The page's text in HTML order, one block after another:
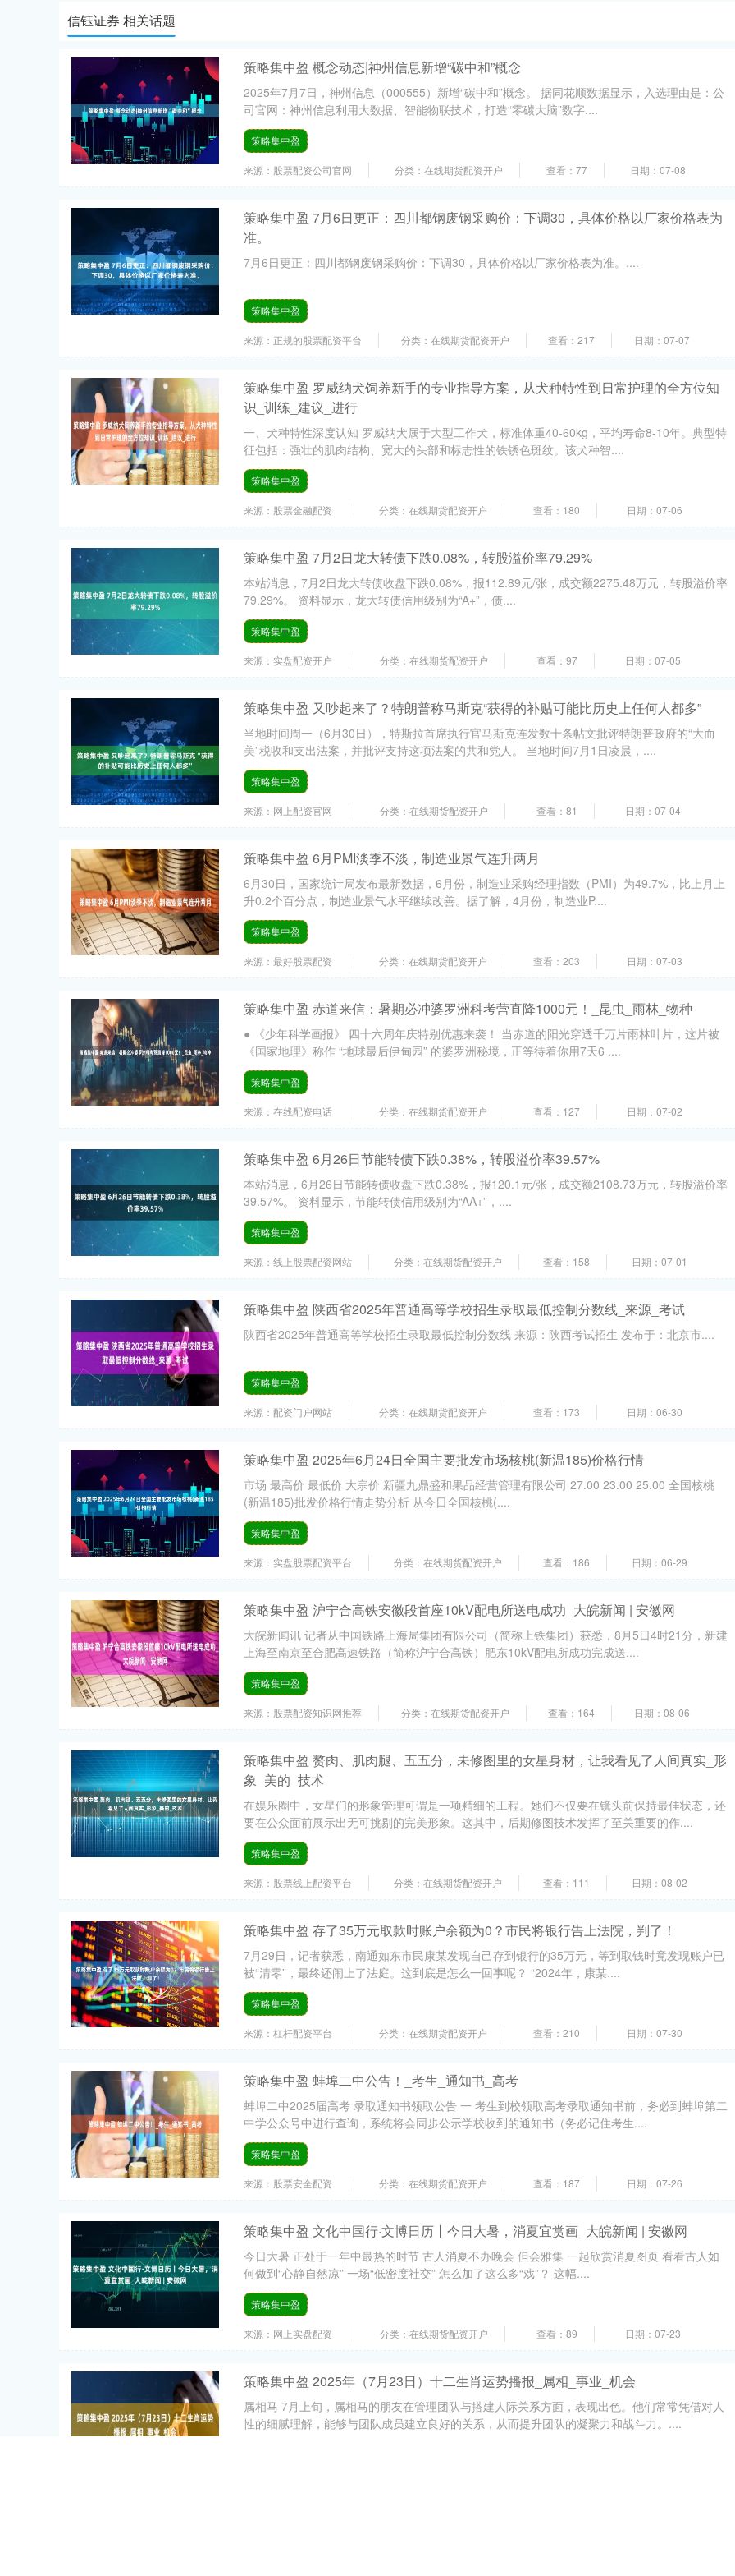
信钰证券 相关话题
策略集中盈 概念动态|神州信息新增“碳中和”概念
2025年7月7日，神州信息（000555）新增“碳中和”概念。 据同花顺数据显示，入选理由是：公
司官网：神州信息利用大数据、智能物联技术，打造“零碳大脑”数字....
策略集中盈
来源：股票配资公司官网 分类：在线期货配资开户 查看：77 日期：07-08
策略集中盈 7月6日更正：四川都钢废钢采购价：下调30，具体价格以厂家价格表为
准。
7月6日更正：四川都钢废钢采购价：下调30，具体价格以厂家价格表为准。....
策略集中盈
来源：正规的股票配资平台 分类：在线期货配资开户 查看：217 日期：07-07
策略集中盈 罗威纳犬饲养新手的专业指导方案，从犬种特性到日常护理的全方位知
识_训练_建议_进行
一、犬种特性深度认知 罗威纳犬属于大型工作犬，标准体重40-60kg，平均寿命8-10年。典型特
征包括：强壮的肌肉结构、宽大的头部和标志性的铁锈色斑纹。该犬种智....
策略集中盈
来源：股票金融配资 分类：在线期货配资开户 查看：180 日期：07-06
策略集中盈 7月2日龙大转债下跌0.08%，转股溢价率79.29%
本站消息，7月2日龙大转债收盘下跌0.08%，报112.89元/张，成交额2275.48万元，转股溢价率
79.29%。 资料显示，龙大转债信用级别为“A+”，债....
策略集中盈
来源：实盘配资开户 分类：在线期货配资开户 查看：97 日期：07-05
策略集中盈 又吵起来了？特朗普称马斯克“获得的补贴可能比历史上任何人都多”
当地时间周一（6月30日），特斯拉首席执行官马斯克连发数十条帖文批评特朗普政府的“大而
美”税收和支出法案，并批评支持这项法案的共和党人。 当地时间7月1日凌晨，....
策略集中盈
来源：网上配资官网 分类：在线期货配资开户 查看：81 日期：07-04
策略集中盈 6月PMI淡季不淡，制造业景气连升两月
6月30日，国家统计局发布最新数据，6月份，制造业采购经理指数（PMI）为49.7%，比上月上
升0.2个百分点，制造业景气水平继续改善。据了解，4月份，制造业P....
策略集中盈
来源：最好股票配资 分类：在线期货配资开户 查看：203 日期：07-03
策略集中盈 赤道来信：暑期必冲婆罗洲科考营直降1000元！_昆虫_雨林_物种
● 《少年科学画报》 四十六周年庆特别优惠来袭！ 当赤道的阳光穿透千万片雨林叶片，这片被
《国家地理》称作 “地球最后伊甸园” 的婆罗洲秘境，正等待着你用7天6 ....
策略集中盈
来源：在线配资电话 分类：在线期货配资开户 查看：127 日期：07-02
策略集中盈 6月26日节能转债下跌0.38%，转股溢价率39.57%
本站消息，6月26日节能转债收盘下跌0.38%，报120.1元/张，成交额2108.73万元，转股溢价率
39.57%。 资料显示，节能转债信用级别为“AA+”，....
策略集中盈
来源：线上股票配资网站 分类：在线期货配资开户 查看：158 日期：07-01
策略集中盈 陕西省2025年普通高等学校招生录取最低控制分数线_来源_考试
陕西省2025年普通高等学校招生录取最低控制分数线 来源：陕西考试招生 发布于：北京市....
策略集中盈
来源：配资门户网站 分类：在线期货配资开户 查看：173 日期：06-30
策略集中盈 2025年6月24日全国主要批发市场核桃(新温185)价格行情
市场 最高价 最低价 大宗价 新疆九鼎盛和果品经营管理有限公司 27.00 23.00 25.00 全国核桃
(新温185)批发价格行情走势分析 从今日全国核桃(....
策略集中盈
来源：实盘股票配资平台 分类：在线期货配资开户 查看：186 日期：06-29
策略集中盈 沪宁合高铁安徽段首座10kV配电所送电成功_大皖新闻 | 安徽网
大皖新闻讯 记者从中国铁路上海局集团有限公司（简称上铁集团）获悉，8月5日4时21分，新建
上海至南京至合肥高速铁路（简称沪宁合高铁）肥东10kV配电所成功完成送....
策略集中盈
来源：股票配资知识网推荐 分类：在线期货配资开户 查看：164 日期：08-06
策略集中盈 赘肉、肌肉腿、五五分，未修图里的女星身材，让我看见了人间真实_形
象_美的_技术
在娱乐圈中，女星们的形象管理可谓是一项精细的工程。她们不仅要在镜头前保持最佳状态，还
要在公众面前展示出无可挑剔的完美形象。这其中，后期修图技术发挥了至关重要的作....
策略集中盈
来源：股票线上配资平台 分类：在线期货配资开户 查看：111 日期：08-02
策略集中盈 存了35万元取款时账户余额为0？市民将银行告上法院，判了！
7月29日，记者获悉，南通如东市民康某发现自己存到银行的35万元，等到取钱时竟发现账户已
被“清零”，最终还闹上了法庭。这到底是怎么一回事呢？ “2024年，康某....
策略集中盈
来源：杠杆配资平台 分类：在线期货配资开户 查看：210 日期：07-30
策略集中盈 蚌埠二中公告！_考生_通知书_高考
蚌埠二中2025届高考 录取通知书领取公告 一 考生到校领取高考录取通知书前，务必到蚌埠第二
中学公众号中进行查询，系统将会同步公示学校收到的通知书（务必记住考生....
策略集中盈
来源：股票安全配资 分类：在线期货配资开户 查看：187 日期：07-26
策略集中盈 文化中国行·文博日历丨今日大暑，消夏宜赏画_大皖新闻 | 安徽网
今日大暑 正处于一年中最热的时节 古人消夏不办晚会 但会雅集 一起欣赏消夏图页 看看古人如
何做到“心静自然凉” 一场“低密度社交” 怎么加了这么多“戏”？ 这幅....
策略集中盈
来源：网上实盘配资 分类：在线期货配资开户 查看：89 日期：07-23
策略集中盈 2025年（7月23日）十二生肖运势播报_属相_事业_机会
属相马 7月上旬，属相马的朋友在管理团队与搭建人际关系方面，表现出色。他们常常凭借对人
性的细腻理解，能够与团队成员建立良好的关系，从而提升团队的凝聚力和战斗力。....